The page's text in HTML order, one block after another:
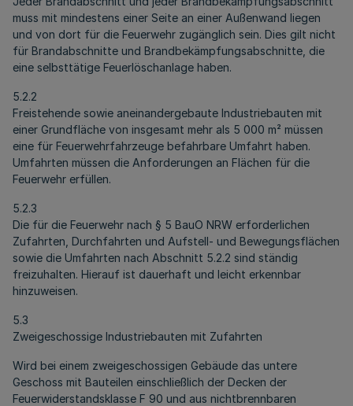
muss mit mindestens einer Seite an einer Außenwand liegen
und von dort für die Feuerwehr zugänglich sein. Dies gilt nicht
für Brandabschnitte und Brandbekämpfungsabschnitte, die
eine selbsttätige Feuerlöschanlage haben.
5.2.2
Freistehende sowie aneinandergebaute Industriebauten mit
einer Grundfläche von insgesamt mehr als 5 000 m² müssen
eine für Feuerwehrfahrzeuge befahrbare Umfahrt haben.
Umfahrten müssen die Anforderungen an Flächen für die
Feuerwehr erfüllen.
5.2.3
Die für die Feuerwehr nach § 5 BauO NRW erforderlichen
Zufahrten, Durchfahrten und Aufstell- und Bewegungsflächen
sowie die Umfahrten nach Abschnitt 5.2.2 sind ständig
freizuhalten. Hierauf ist dauerhaft und leicht erkennbar
hinzuweisen.
5.3
Zweigeschossige Industriebauten mit Zufahrten
Wird bei einem zweigeschossigen Gebäude das untere
Geschoss mit Bauteilen einschließlich der Decken der
Feuerwiderstandsklasse F 90 und aus nichtbrennbaren